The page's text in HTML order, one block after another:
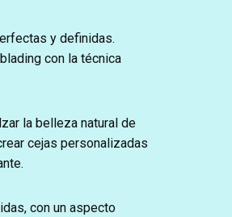
y definidas.
con la técnica
la belleza natural de
cejas personalizadas
con un aspecto